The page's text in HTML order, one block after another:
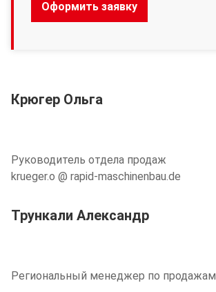
Оформить заявку
Крюгер Ольга
Руководитель отдела продаж
krueger.o @ rapid-maschinenbau.de
Трункали Александр
Региональный менеджер по продажам